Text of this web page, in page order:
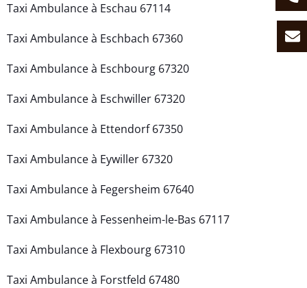
Taxi Ambulance à Eschau 67114
Taxi Ambulance à Eschbach 67360
Taxi Ambulance à Eschbourg 67320
Taxi Ambulance à Eschwiller 67320
Taxi Ambulance à Ettendorf 67350
Taxi Ambulance à Eywiller 67320
Taxi Ambulance à Fegersheim 67640
Taxi Ambulance à Fessenheim-le-Bas 67117
Taxi Ambulance à Flexbourg 67310
Taxi Ambulance à Forstfeld 67480